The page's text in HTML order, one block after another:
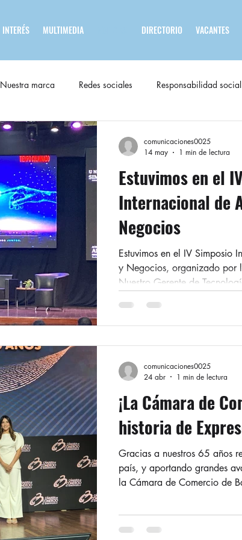
INTERÉS MULTIMEDIA DIRECTORIO VACANTES
Nuestra marca Redes sociales Responsabilidad social
Estuvimos en el
Internacional de
Negocios
Estuvimos en el IV Simposio
y Negocios, organizado por
Nuestro Gerente de
Artificial en la compañía, a
de decisiones apoyadas en
Artificial como ventaja compet
comunicaciones0025
14 may
1 min de lectura
¡La Cámara de
historia de
Gracias a nuestros 65 años
país, y aportando grandes
la Cámara de Comercio de
Gerente General, Alfredo De
comunicaciones0025
24 abr
1 min de lectura